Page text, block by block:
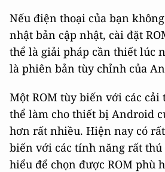
Nếu điện thoại của bạn
nhật bản cập nhật, cài đặt
thể là giải pháp cần thiết lúc
là phiên bản tùy chỉnh của
Một ROM tùy biến với các cải
thể làm cho thiết bị Android
hơn rất nhiều. Hiện nay có
biến với các tính năng rất
hiểu để chọn được ROM phù